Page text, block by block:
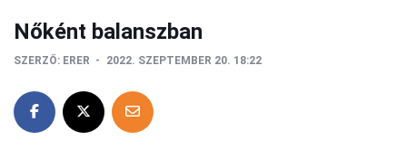
Nőként balanszban
SZERZŐ: ERER 2022. SZEPTEMBER 20. 18:22